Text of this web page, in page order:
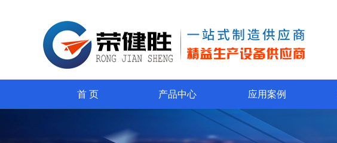
首 页 产品中心 应用案例